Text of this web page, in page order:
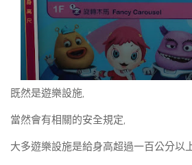
既然是遊樂設施,
當然會有相關的安全規定,
大多遊樂設施是給身高超過一百公分以